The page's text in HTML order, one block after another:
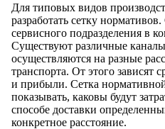
Для типовых видов
разработать сетку
сервисного подразделения в
Существуют различные
осуществляются на разные
транспорта. От этого зависят
и прибыли. Сетка
показывать, каковы будут
способе доставки
конкретное расстояние.